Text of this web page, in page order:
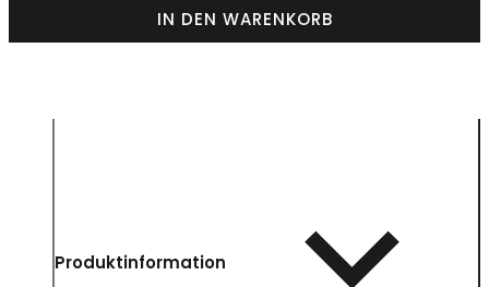
IN DEN WARENKORB
Produktinformation